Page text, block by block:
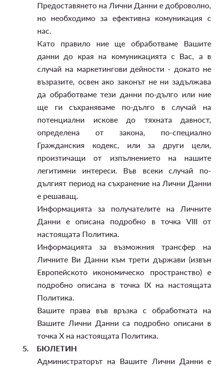
Предоставянето на Лични Данни е доброволно,
но необходимо за ефективна комуникация с
нас.
Като правило ние ще обработваме Вашите
данни до края на комуникацията с Вас, а в
случай на маркетингови дейности - докато не
възразите, освен ако законът не ни задължава
да обработваме тези данни по-дълго или ние
ще ги съхраняваме по-дълго в случай на
потенциални искове до тяхната давност,
определена от закона, по-специално
Гражданския кодекс, или за други цели,
произтичащи от изпълнението на нашите
легитимни интереси. Във всеки случай по-
дългият период на съхранение на Лични Данни
е решаващ.
Информацията за получателите на Личните
Данни е описана подробно в точка VIII от
настоящата Политика.
Информацията за възможния трансфер на
Личните Ви Данни към трети държави (извън
Европейското икономическо пространство) е
подробно описана в точка IX на настоящата
Политика.
Вашите права във връзка с обработката на
Вашите Лични Данни са подробно описани в
точка X на настоящата Политика.
5. БЮЛЕТИН
Администраторът на Вашите Лични Данни е